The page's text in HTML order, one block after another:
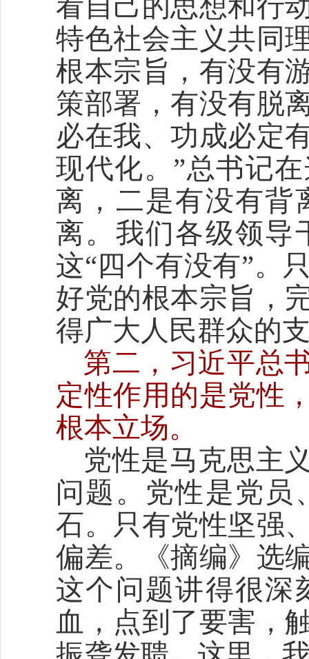
特色社会主义共同
根本宗旨，有没有
策部署，有没有脱
必在我、功成必定
现代化。”总书记
离，二是有没有背
离。我们各级领导
这“四个有没有”。
好党的根本宗旨，
得广大人民群众的
第二，习近平总
定性作用的是党性
根本立场。
党性是马克思主
问题。党性是党员
石。只有党性坚强
偏差。《摘编》选
这个问题讲得很深
血，点到了要害，